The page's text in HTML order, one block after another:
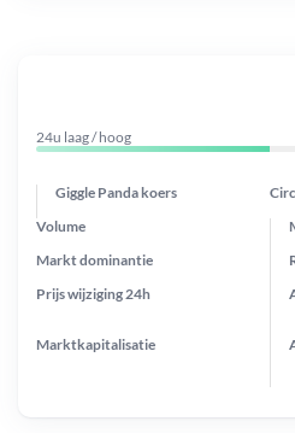
24u laag / hoog
Giggle Panda koers
Prijs wijziging 24h
Markt dominantie
Marktkapitalisatie
Volume